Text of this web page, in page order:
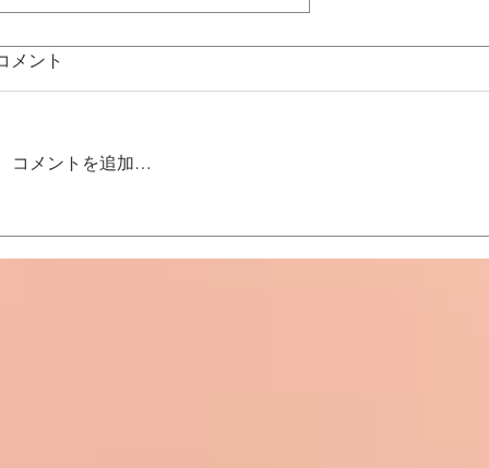
「レクサスについて、思う
事」
メント
コメントを追加…